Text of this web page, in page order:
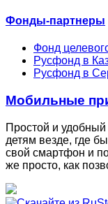
Фонды-партнеры
Фонд
Русфонд в
Русфонд в
Мобильные
Простой и
детям везде, где
свой смартфон и
же просто, как